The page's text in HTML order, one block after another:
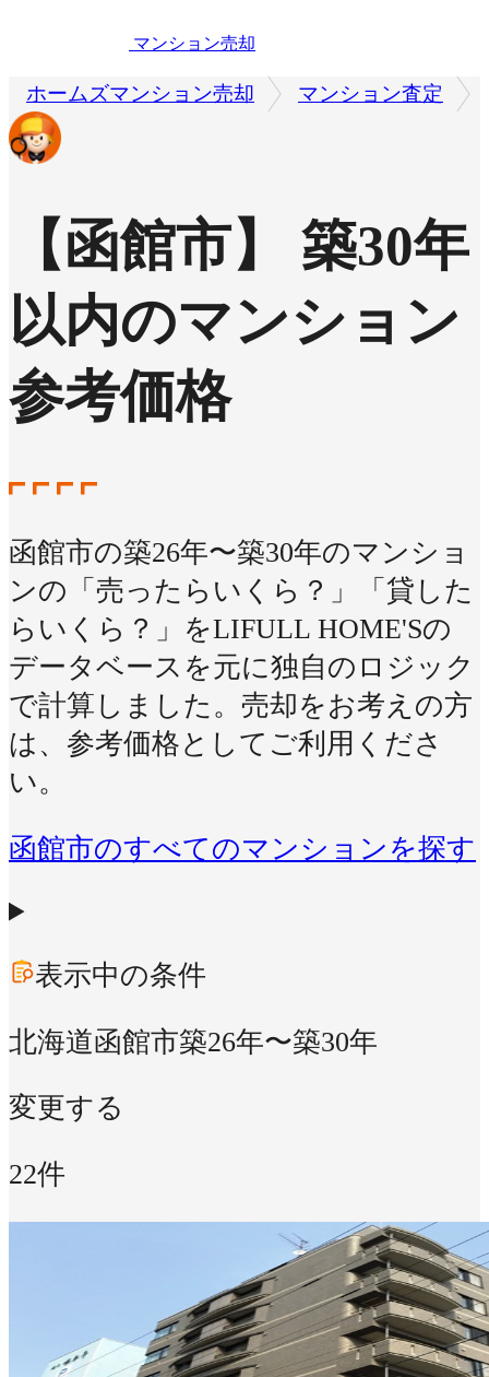
マンション売却
ホームズマンション売却 マンション査定
【函館市】 築30年
以内のマンション
参考価格
函館市の築26年〜築30年のマンショ
ンの「売ったらいくら？」「貸した
らいくら？」をLIFULL HOME'Sの
データベースを元に独自のロジック
で計算しました。売却をお考えの方
は、参考価格としてご利用くださ
い。
函館市のすべてのマンションを探す
表示中の条件
北海道函館市築26年〜築30年
変更する
22件